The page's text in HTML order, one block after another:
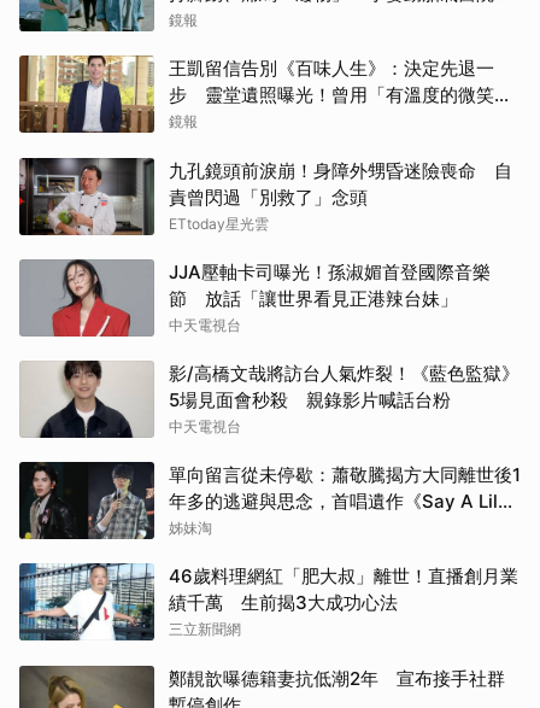
激烈衝突
鏡報
王凱留信告別《百味人生》：決定先退一
步 靈堂遺照曝光！曾用「有溫度的微笑」
祝賀母親節快樂
鏡報
九孔鏡頭前淚崩！身障外甥昏迷險喪命 自
責曾閃過「別救了」念頭
ETtoday星光雲
JJA壓軸卡司曝光！孫淑媚首登國際音樂
節 放話「讓世界看見正港辣台妹」
中天電視台
影/高橋文哉將訪台人氣炸裂！《藍色監獄》
5場見面會秒殺 親錄影片喊話台粉
中天電視台
單向留言從未停歇：蕭敬騰揭方大同離世後1
年多的逃避與思念，首唱遺作《Say A Lil
Something》
姊妹淘
46歲料理網紅「肥大叔」離世！直播創月業
績千萬 生前揭3大成功心法
三立新聞網
鄭靚歆曝德籍妻抗低潮2年 宣布接手社群